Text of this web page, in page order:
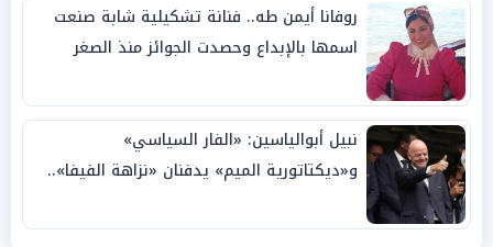
روفانا أيمن طه.. فنانة تشكيلية شابة صنعت
اسمها بالإبداع وحصدت الجوائز منذ الصغر
نبيل أبوالياسين: «الفار السياسي»
و«ديكتاتورية الميم» يدفنان «نزاهة الفيفا»..